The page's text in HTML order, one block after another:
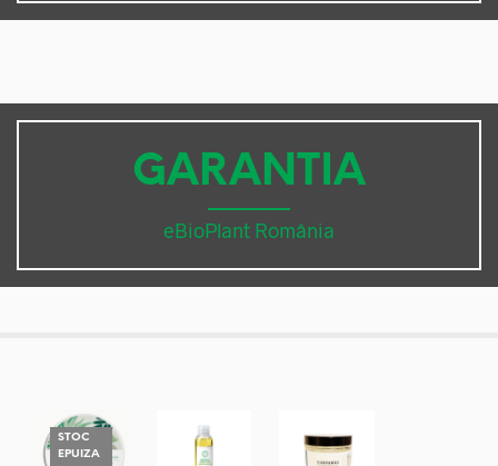
GARANTIA
eBioPlant România
STOC
EPUIZA